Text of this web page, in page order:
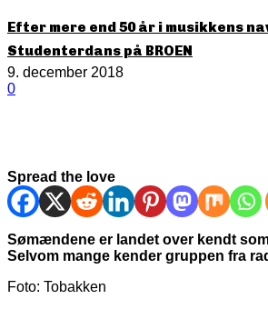
Efter mere end 50 år i musikkens
Studenterdans på BROEN
9. december 2018
0
Spread the love
Sømændene er landet over kendt
Selvom mange kender gruppen fra
Foto: Tobakken